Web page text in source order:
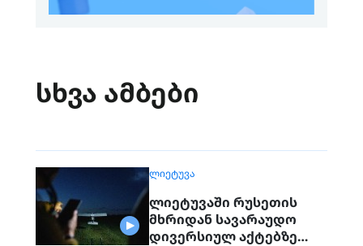
სხვა ამბები
ᲚᲘᲔᲢᲣᲕᲐ
ლიეტუვაში რუსეთის
მხრიდან სავარაუდო
დივერსიულ აქტებზე